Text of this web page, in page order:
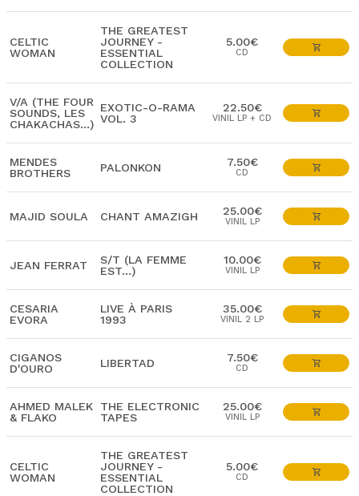
CELTIC
WOMAN
THE GREATEST
JOURNEY -
ESSENTIAL
COLLECTION
5.00€
CD
V/A (THE FOUR
SOUNDS, LES
CHAKACHAS...)
EXOTIC-O-RAMA
VOL. 3
22.50€
VINIL LP + CD
MENDES
BROTHERS
PALONKON 7.50€
CD
MAJID SOULA CHANT AMAZIGH 25.00€
VINIL LP
JEAN FERRAT
S/T (LA FEMME
EST...)
10.00€
VINIL LP
CESARIA
EVORA
LIVE À PARIS
1993
35.00€
VINIL 2 LP
CIGANOS
D'OURO
LIBERTAD 7.50€
CD
AHMED MALEK
& FLAKO
THE ELECTRONIC
TAPES
25.00€
VINIL LP
CELTIC
WOMAN
THE GREATEST
JOURNEY -
ESSENTIAL
COLLECTION
5.00€
CD